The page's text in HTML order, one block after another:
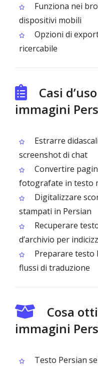
Funziona nei
dispositivi mobili
Opzioni di
ricercabile
Casi
immagini
Estrarre
screenshot di chat
Convertire
fotografate in testo
Digitalizzare
stampati in Persian
Recuperare
d’archivio per
Preparare testo
flussi di traduzione
Cosa
immagini
Testo Persian